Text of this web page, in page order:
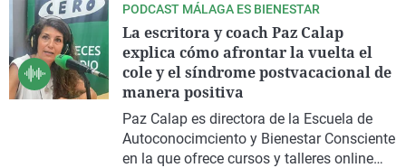
postvacacional, de la mano de nuestra
mentora de referencia Paz Calap, escritora
y fundadora de la Escuela de
Autoconocimiento y Bienestar Emocional
que lleva su nombre.
PODCAST MÁLAGA ES BIENESTAR
La escritora y coach Paz Calap
explica cómo afrontar la vuelta el
cole y el síndrome postvacacional de
manera positiva
Paz Calap es directora de la Escuela de
Autoconocimciento y Bienestar Consciente
en la que ofrece cursos y talleres online